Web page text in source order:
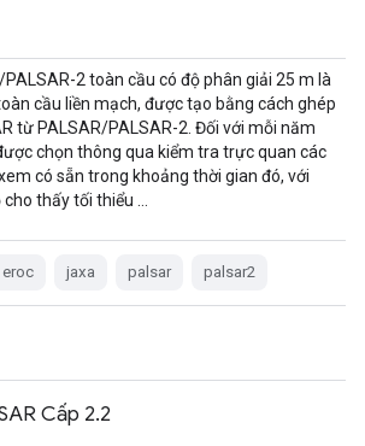
2 toàn cầu có độ phân giải 25 m là
cầu liền mạch, được tạo bằng cách ghép
từ PALSAR/PALSAR-2. Đối với mỗi năm
chọn thông qua kiểm tra trực quan các
có sẵn trong khoảng thời gian đó, với
thấy tối thiểu …
eroc jaxa palsar palsar2
Cấp 2.2